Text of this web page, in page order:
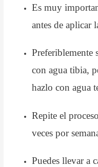
Es muy
antes de aplicar
Preferiblemente
con agua tibia,
hazlo con agua
Repite el
veces por
Puedes llevar a